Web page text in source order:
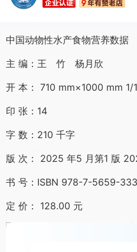
纸张精良(6)
中国动物性水产食物营养数据
主 编：王 竹 杨月欣
开 本： 710 mm×1000 mm 1/
印 张：14
字 数：210 千字
版 次： 2025 年5 月第1 版
书 号：ISBN 978-7-5659-
定 价： 128.00 元